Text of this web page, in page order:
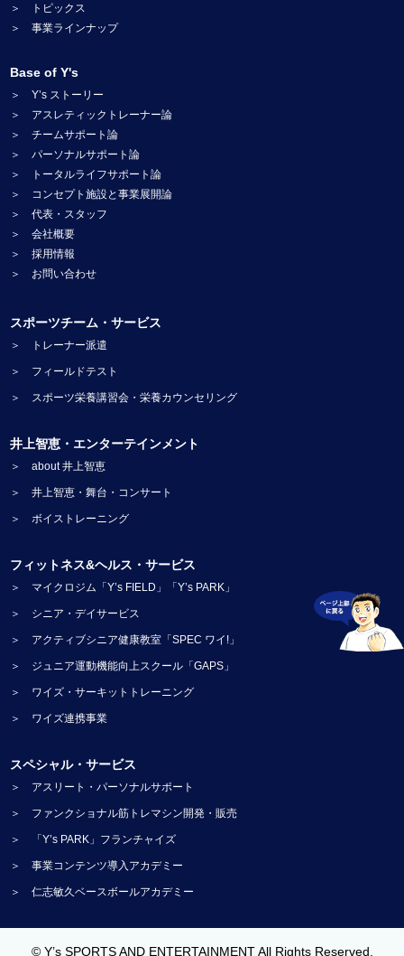
＞ トピックス
＞ 事業ラインナップ
Base of Y's
＞ Y’s ストーリー
＞ アスレティックトレーナー論
＞ チームサポート論
＞ パーソナルサポート論
＞ トータルライフサポート論
＞ コンセプト施設と事業展開論
＞ 代表・スタッフ
＞ 会社概要
＞ 採用情報
＞ お問い合わせ
スポーツチーム・サービス
＞ トレーナー派遣
＞ フィールドテスト
＞ スポーツ栄養講習会・栄養カウンセリング
井上智恵・エンターテインメント
＞ about 井上智恵
＞ 井上智恵・舞台・コンサート
＞ ボイストレーニング
フィットネス&ヘルス・サービス
＞ マイクロジム「Y’s FIELD」「Y’s PARK」
＞ シニア・デイサービス
＞ アクティブシニア健康教室「SPEC ワイ!」
＞ ジュニア運動機能向上スクール「GAPS」
＞ ワイズ・サーキットトレーニング
＞ ワイズ連携事業
スペシャル・サービス
＞ アスリート・パーソナルサポート
＞ ファンクショナル筋トレマシン開発・販売
＞ 「Y’s PARK」フランチャイズ
＞ 事業コンテンツ導入アカデミー
＞ 仁志敏久ベースボールアカデミー
© Y’s SPORTS AND ENTERTAINMENT All Rights Reserved.